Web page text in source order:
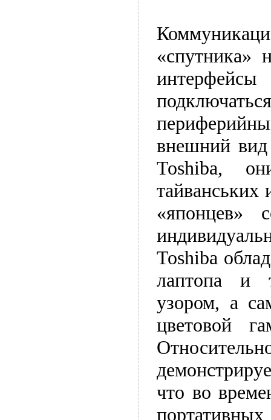
«спутника»
внешний вид
Toshiba,
тайванських
«японцев»
Toshiba
лаптопа и
узором, а
цветовой
что во